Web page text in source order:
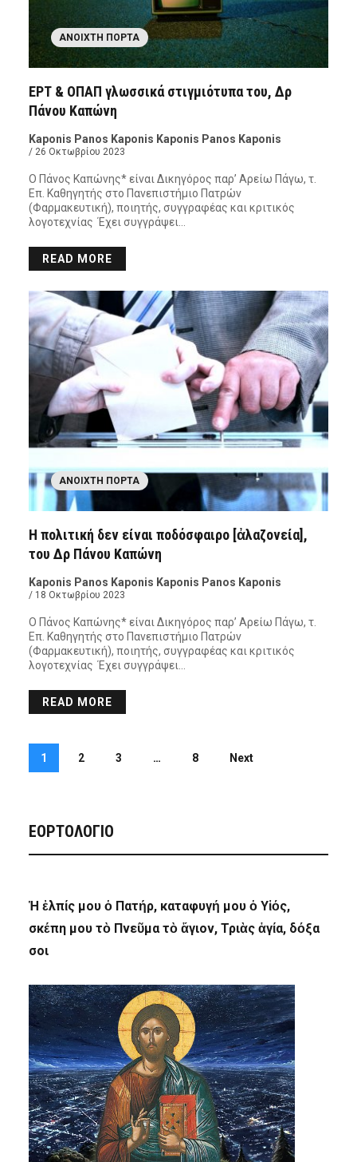
ΑΝΟΙΧΤΉ ΠΌΡΤΑ
ΕΡΤ & ΟΠΑΠ γλωσσικά στιγμιότυπα του, Δρ
Πάνου Καπώνη
Kaponis Panos Kaponis Kaponis Panos Kaponis
/ 26 Οκτωβρίου 2023
Ο Πάνος Καπώνης* είναι Δικηγόρος παρ’ Αρείω Πάγω, τ.
Επ. Καθηγητής στο Πανεπιστήμιο Πατρών
(Φαρμακευτική), ποιητής, συγγραφέας και κριτικός
λογοτεχνίας Έχει συγγράψει…
READ MORE
ΑΝΟΙΧΤΉ ΠΌΡΤΑ
Η πολιτική δεν είναι ποδόσφαιρο [ἀλαζονεία],
του Δρ Πάνου Καπώνη
Kaponis Panos Kaponis Kaponis Panos Kaponis
/ 18 Οκτωβρίου 2023
Ο Πάνος Καπώνης* είναι Δικηγόρος παρ’ Αρείω Πάγω, τ.
Επ. Καθηγητής στο Πανεπιστήμιο Πατρών
(Φαρμακευτική), ποιητής, συγγραφέας και κριτικός
λογοτεχνίας Έχει συγγράψει…
READ MORE
1 2 3 … 8 Next
ΕΟΡΤΟΛΟΓΙΟ
Ἡ ἐλπίς μου ὁ Πατήρ, καταφυγή μου ὁ Υἱός,
σκέπη μου τὸ Πνεῦμα τὸ ἅγιον, Τριὰς ἁγία, δόξα
σοι